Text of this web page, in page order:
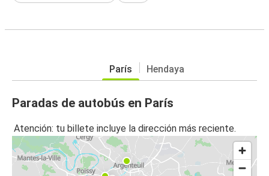
París Hendaya
Paradas de autobús en París
Atención: tu billete incluye la dirección más reciente.